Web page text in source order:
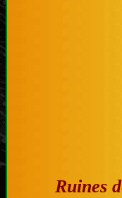
Ruines